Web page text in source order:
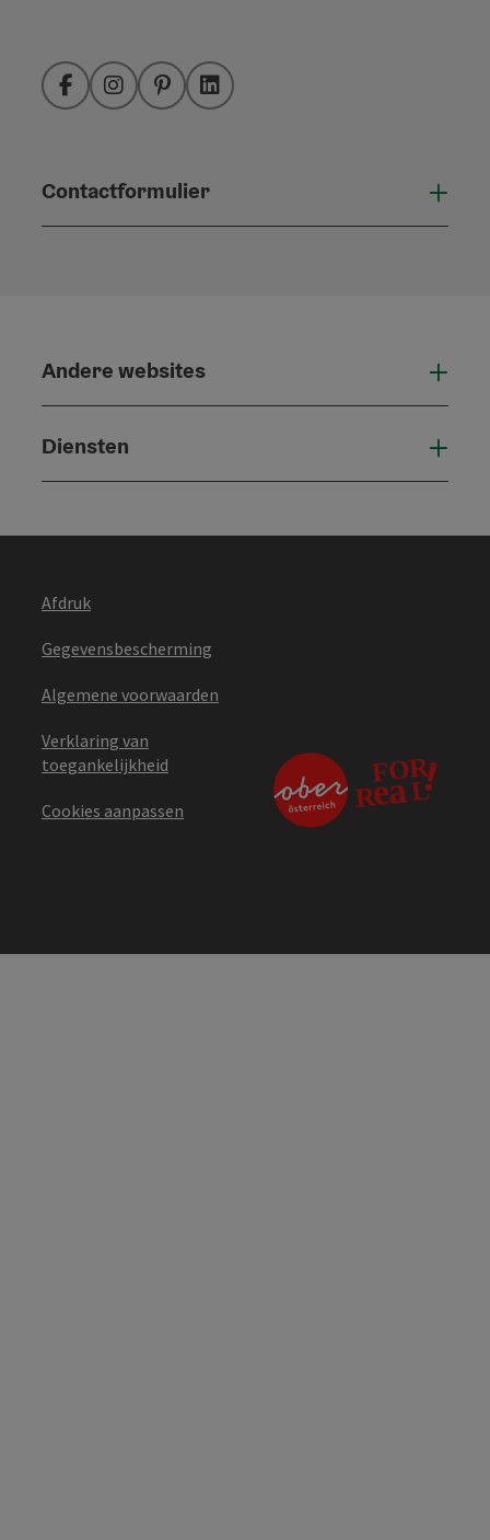
FacebookInstagramPinterestLinkedIn
Contactformulier
Andere websites
Diensten
Afdruk
Gegevensbescherming
Algemene voorwaarden
Verklaring van
toegankelijkheid
Cookies aanpassen